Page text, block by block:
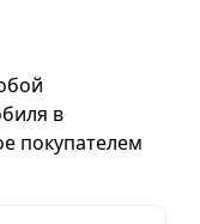
в
покупателем